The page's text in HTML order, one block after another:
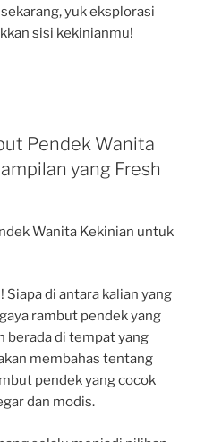
yuk eksplorasi
sisi kekinianmu!
Pendek Wanita
yang Fresh
Wanita Kekinian untuk
Siapa di antara kalian yang
rambut pendek yang
berada di tempat yang
membahas tentang
pendek yang cocok
dan modis.